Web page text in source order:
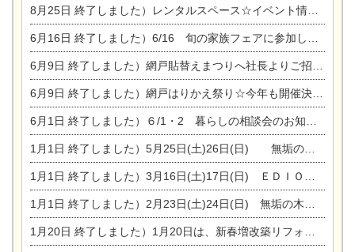
8月25日 終了しました）レンタルスペース☆イベント情報☆チャイルドアロマセラピスト
6月16日 終了しました）6/16 旬の家族フェアに参加します☆
6月9日 終了しました）網戸貼替えまつりへ社長よりご招待です♪
6月9日 終了しました）網戸はりかえ祭り☆今年も開催決定！
6月1日 終了しました）６/1・2 暮らしの相談会のお知らせ
1月1日 終了しました）5月25日(土)26日(日) 無垢の木の家体感見学会開催☆
1月1日 終了しました）3月16日(土)17日(日) ＥＤＩＯＮ東陽住建でんき館 総決算まつり
1月1日 終了しました）2月23日(土)24日(日) 無垢の木の家 完成見学会
1月20日 終了しました）1月20日は、新春増改築リフォームまつり＆家の修理祭り＆家電まつりです。